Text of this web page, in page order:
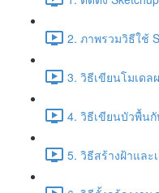
2. ภาพรวมวิธีใช้
3. วิธีเขียนโมเดล
4. วิธีเขียนบัวพื้นกั
5. วิธีสร้างฝ้าและ